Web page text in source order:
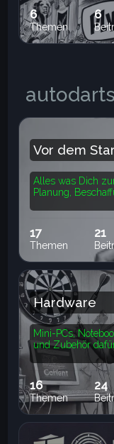
6
Themen
6
Vor dem
Alles was Dich
Planung,
17
Themen
21
Hardware
Mini-PCs,
und Zubehör
16
Themen
24